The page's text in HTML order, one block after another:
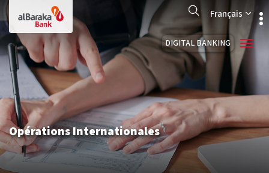
Aller
au
contenu
principal
Français
Search
DIGITAL BANKING
Opérations Internationales